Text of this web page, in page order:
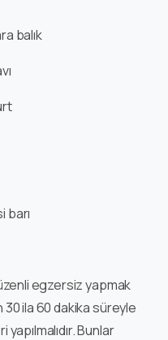
balık
barı
egzersiz yapmak
ila 60 dakika süreyle
Bunlar